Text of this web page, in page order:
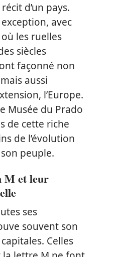
d’un pays.
avec
les ruelles
siècles
façonné non
aussi
l’Europe.
Musée du Prado
de cette riche
de l’évolution
peuple.
M et leur
ses
souvent son
Celles